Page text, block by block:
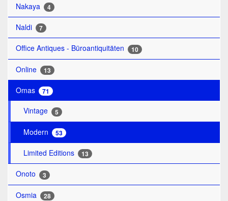
Nakaya 4
Naldi 7
Office Antiques - Büroantiquitäten 10
Online 13
Omas 71
Vintage 5
Modern 53
Limited Editions 13
Onoto 3
Osmia 28